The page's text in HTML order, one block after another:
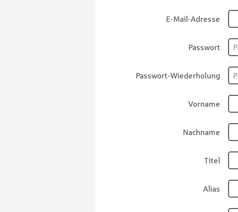
E-Mail-Adresse
Passwort
Passwort-Wiederholung
Vorname
Nachname
Titel
Alias